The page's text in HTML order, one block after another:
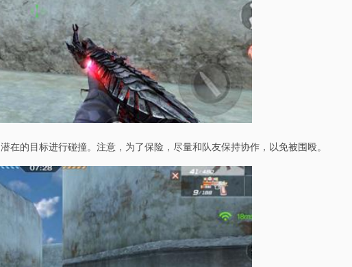
在的目标进行碰撞。注意，为了保险，尽量和队友保持协作，以免被围殴。